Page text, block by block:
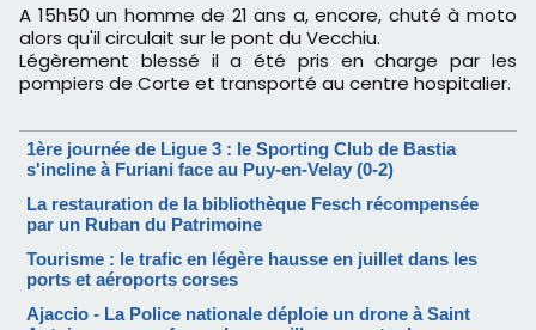
A 15h50 un homme de 21 ans a, encore, chuté à moto
alors qu'il circulait sur le pont du Vecchiu.
Légèrement blessé il a été pris en charge par les
pompiers de Corte et transporté au centre hospitalier.
1ère journée de Ligue 3 : le Sporting Club de Bastia
s'incline à Furiani face au Puy-en-Velay (0-2)
La restauration de la bibliothèque Fesch récompensée
par un Ruban du Patrimoine
Tourisme : le trafic en légère hausse en juillet dans les
ports et aéroports corses
Ajaccio - La Police nationale déploie un drone à Saint